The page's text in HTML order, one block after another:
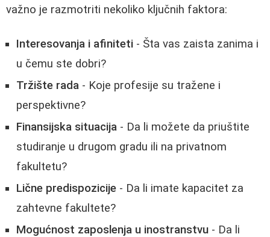
važno je razmotriti nekoliko ključnih faktora:
Interesovanja i afiniteti - Šta vas zaista zanima i
u čemu ste dobri?
Tržište rada - Koje profesije su tražene i
perspektivne?
Finansijska situacija - Da li možete da priuštite
studiranje u drugom gradu ili na privatnom
fakultetu?
Lične predispozicije - Da li imate kapacitet za
zahtevne fakultete?
Mogućnost zaposlenja u inostranstvu - Da li